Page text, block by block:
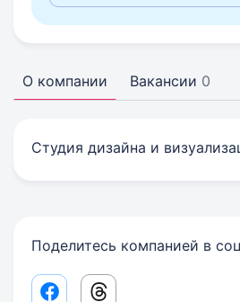
О компании Вакансии 0
Студия дизайна и
Поделитесь компанией в
Facebook share link
Threads share link